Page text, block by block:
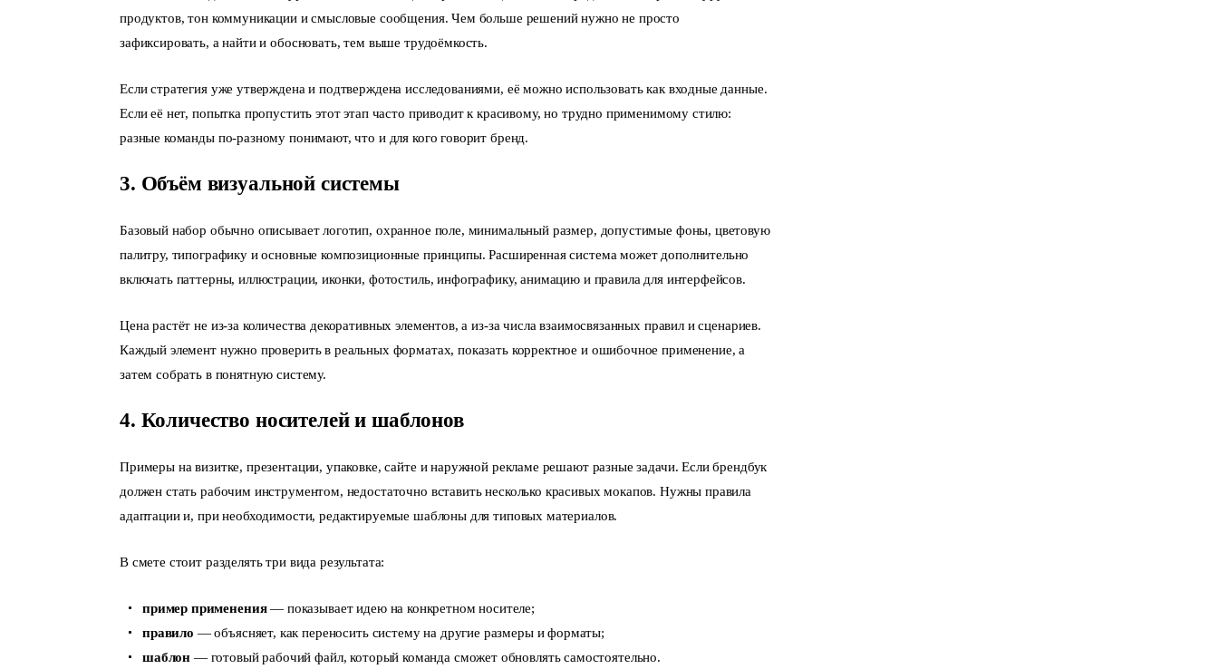
продуктов, тон коммуникации и смысловые сообщения. Чем больше решений нужно не просто
зафиксировать, а найти и обосновать, тем выше трудоёмкость.
Если стратегия уже утверждена и подтверждена исследованиями, её можно использовать как входные данные.
Если её нет, попытка пропустить этот этап часто приводит к красивому, но трудно применимому стилю:
разные команды по-разному понимают, что и для кого говорит бренд.
3. Объём визуальной системы
Базовый набор обычно описывает логотип, охранное поле, минимальный размер, допустимые фоны, цветовую
палитру, типографику и основные композиционные принципы. Расширенная система может дополнительно
включать паттерны, иллюстрации, иконки, фотостиль, инфографику, анимацию и правила для интерфейсов.
Цена растёт не из-за количества декоративных элементов, а из-за числа взаимосвязанных правил и сценариев.
Каждый элемент нужно проверить в реальных форматах, показать корректное и ошибочное применение, а
затем собрать в понятную систему.
4. Количество носителей и шаблонов
Примеры на визитке, презентации, упаковке, сайте и наружной рекламе решают разные задачи. Если брендбук
должен стать рабочим инструментом, недостаточно вставить несколько красивых мокапов. Нужны правила
адаптации и, при необходимости, редактируемые шаблоны для типовых материалов.
В смете стоит разделять три вида результата:
пример применения— показывает идею на конкретном носителе;
правило — объясняет, как переносить систему на другие размеры и форматы;
шаблон — готовый рабочий файл, который команда сможет обновлять самостоятельно.